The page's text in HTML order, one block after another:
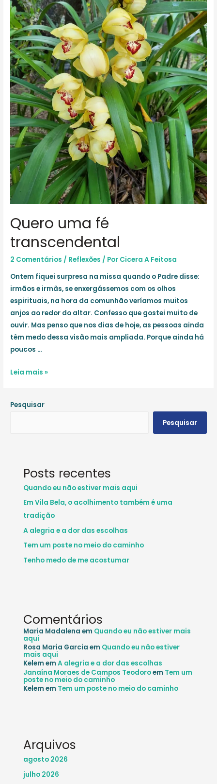
Quero uma fé
transcendental
2 Comentários / Reflexões / Por Cicera A Feitosa
Ontem fiquei surpresa na missa quando o Padre disse:
irmãos e irmãs, se enxergássemos com os olhos
espirituais, na hora da comunhão veríamos muitos
anjos ao redor do altar. Confesso que gostei muito de
ouvir. Mas penso que nos dias de hoje, as pessoas ainda
têm medo dessa visão mais ampliada. Porque ainda há
poucos …
Quero
transcendental
Leia mais »
Pesquisar
Pesquisar
Posts recentes
Quando eu não estiver mais aqui
Em Vila Bela, o acolhimento também é uma
tradição
A alegria e a dor das escolhas
Tem um poste no meio do caminho
Tenho medo de me acostumar
Comentários
Maria Madalena em Quando eu não estiver mais
aqui
Rosa Maria Garcia em Quando eu não estiver
mais aqui
Kelem emA alegria e a dor das escolhas
Janaína Moraes de Campos Teodoroem Tem um
poste no meio do caminho
Kelem em Tem um poste no meio do caminho
Arquivos
agosto 2026
julho 2026